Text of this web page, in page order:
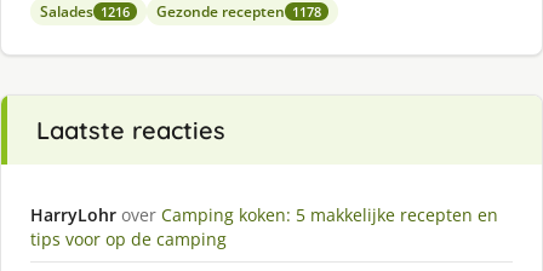
Salades 1216 Gezonde recepten 1178
Laatste reacties
HarryLohr over Camping koken: 5 makkelijke recepten en
tips voor op de camping